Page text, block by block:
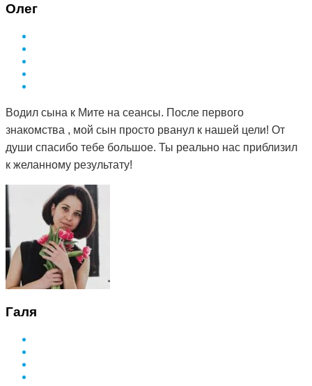
Олег
Водил сына к Мите на сеансы. После первого
знакомства , мой сын просто рванул к нашей цели! От
души спасибо тебе большое. Ты реально нас приблизил
к желанному результату!
Галя